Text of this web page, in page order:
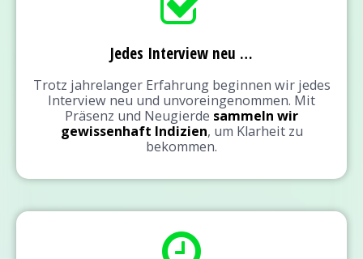
Jedes Interview neu …
Trotz jahrelanger Erfahrung beginnen wir jedes
Interview neu und unvoreingenommen. Mit
Präsenz und Neugierde sammeln wir
gewissenhaft Indizien, um Klarheit zu
bekommen.